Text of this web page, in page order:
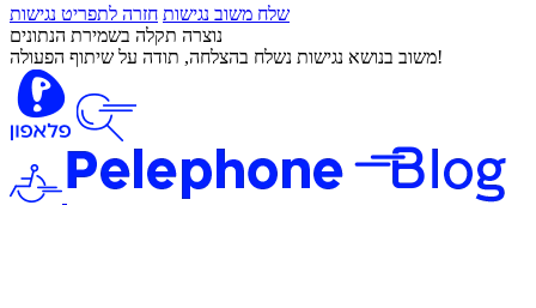
שלח משוב נגישות חזרה לתפריט נגישות
נוצרה תקלה בשמירת הנתונים
משוב בנושא נגישות נשלח בהצלחה, תודה על שיתוף הפעולה!